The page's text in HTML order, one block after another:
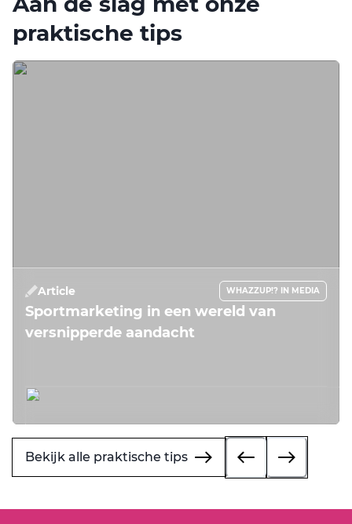
praktische tips
Article WHAZZUP!? IN MEDIA
Sportmarketing in een wereld van
versnipperde aandacht
Bekijk alle praktische tips